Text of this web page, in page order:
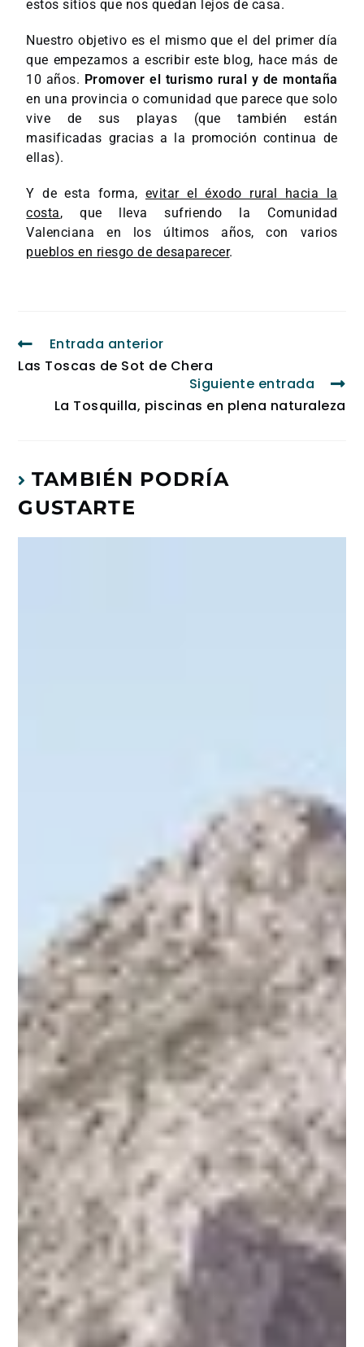
estos sitios que nos quedan lejos de casa.
Nuestro objetivo es el mismo que el del primer día
que empezamos a escribir este blog, hace más de
10 años. Promover el turismo rural y de montaña
en una provincia o comunidad que parece que solo
vive de sus playas (que también están
masificadas gracias a la promoción continua de
ellas).
Y de esta forma, evitar el éxodo rural hacia la
costa, que lleva sufriendo la Comunidad
Valenciana en los últimos años, con varios
pueblos en riesgo de desaparecer.
Entrada anterior
Las Toscas de Sot de Chera
Siguiente entrada
La Tosquilla, piscinas en plena naturaleza
TAMBIÉN PODRÍA
GUSTARTE